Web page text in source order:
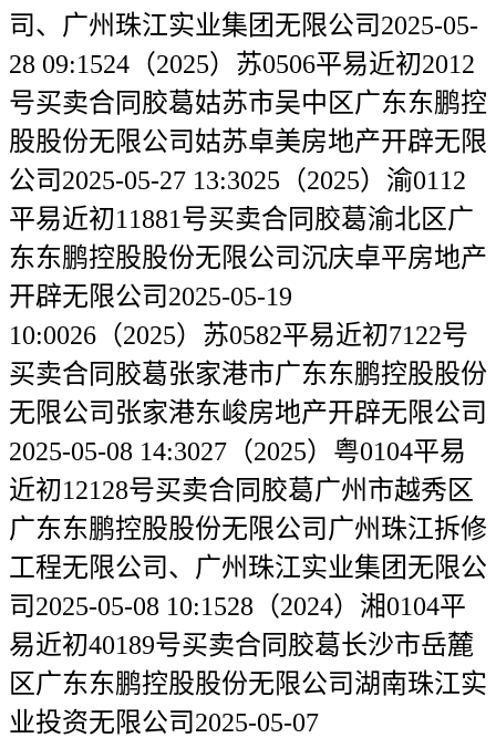
司、广州珠江实业集团无限公司2025-05-
28 09:1524（2025）苏0506平易近初2012
号买卖合同胶葛姑苏市吴中区广东东鹏控
股股份无限公司姑苏卓美房地产开辟无限
公司2025-05-27 13:3025（2025）渝0112
平易近初11881号买卖合同胶葛渝北区广
东东鹏控股股份无限公司沉庆卓平房地产
开辟无限公司2025-05-19
10:0026（2025）苏0582平易近初7122号
买卖合同胶葛张家港市广东东鹏控股股份
无限公司张家港东峻房地产开辟无限公司
2025-05-08 14:3027（2025）粤0104平易
近初12128号买卖合同胶葛广州市越秀区
广东东鹏控股股份无限公司广州珠江拆修
工程无限公司、广州珠江实业集团无限公
司2025-05-08 10:1528（2024）湘0104平
易近初40189号买卖合同胶葛长沙市岳麓
区广东东鹏控股股份无限公司湖南珠江实
业投资无限公司2025-05-07